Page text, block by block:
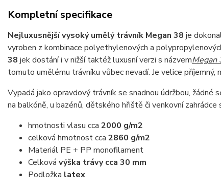
Kompletní specifikace
Nejluxusnější vysoký umělý trávník Megan 38 je
vyroben z kombinace polyethylenových a
38 jek dostání i v nižší taktéž luxusní verzi s názvemMegan
tomuto umělému trávníku vůbec nevadí. Je velice příjemný,
Vypadá jako opravdový trávník se snadnou údržbou, žádné
na balkóně, u bazénů, dětského hřiště či venkovní
hmotnosti vlasu cca 2000 g/m2
celková hmotnost cca 2860 g/m2
Materiál PE + PP monofilament
Celková výška trávy cca 30 mm
Podložka latex